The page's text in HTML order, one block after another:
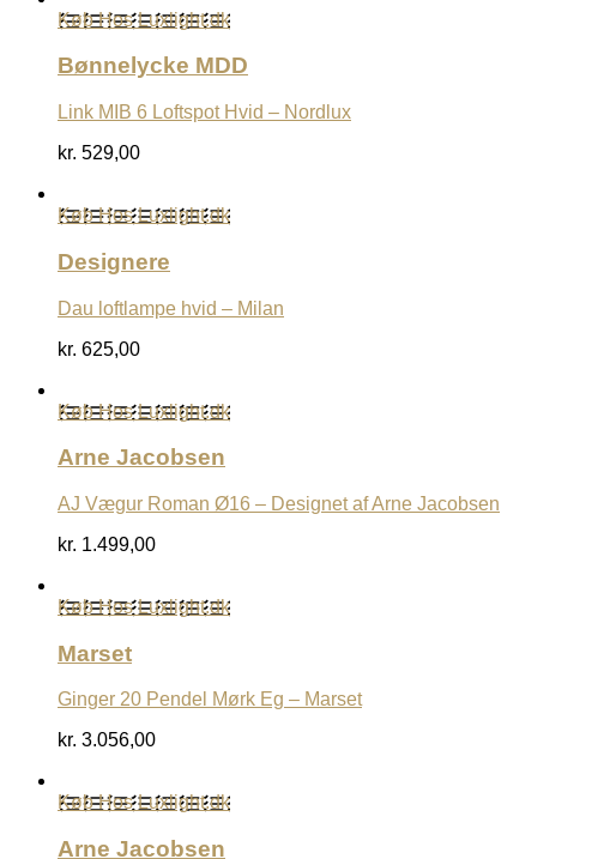
Køb Hos Luxlight.dk
Bønnelycke MDD
Link MIB 6 Loftspot Hvid – Nordlux
kr. 529,00
Køb Hos Luxlight.dk
Designere
Dau loftlampe hvid – Milan
kr. 625,00
Køb Hos Luxlight.dk
Arne Jacobsen
AJ Vægur Roman Ø16 – Designet af Arne Jacobsen
kr. 1.499,00
Køb Hos Luxlight.dk
Marset
Ginger 20 Pendel Mørk Eg – Marset
kr. 3.056,00
Køb Hos Luxlight.dk
Arne Jacobsen